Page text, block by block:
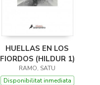
HUELLAS EN LOS
FIORDOS (HILDUR 1)
RAMO, SATU
Disponibilitat inmediata